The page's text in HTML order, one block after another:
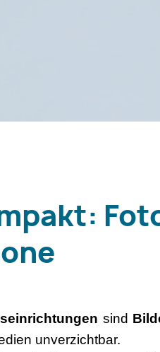
sind
unverzichtbar.